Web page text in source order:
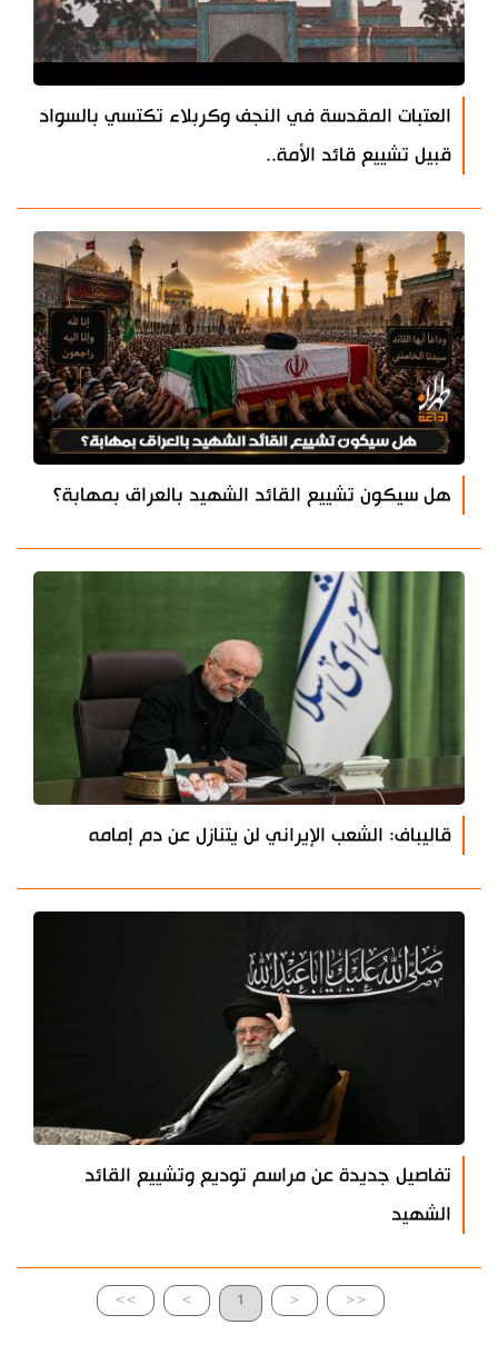
العتبات المقدسة في النجف وكربلاء تكتسي بالسواد
قبيل تشييع قائد الأمة..
هل سيكون تشييع القائد الشهيد بالعراق بمهابة؟
قاليباف: الشعب الإيراني لن يتنازل عن دم إمامه
تفاصيل جديدة عن مراسم توديع وتشييع القائد
الشهيد
>> > 1 < <<